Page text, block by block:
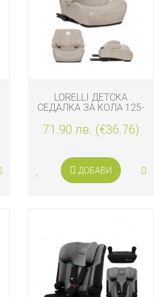
LORELLI ДЕТСКА
СЕДАЛКА ЗА КОЛА 125-
BEIGE
71.90 лв. (€36.76)
ДОБАВИ